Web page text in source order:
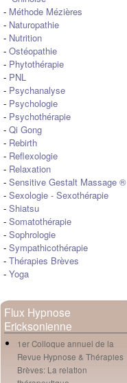
- Méthode Mézières
- Naturopathie
- Nutrition
- Ostéopathie
- Phytothérapie
- PNL
- Psychanalyse
- Psychologie
- Psychothérapie
- Qi Gong
- Rebirth
- Reflexologie
- Relaxation
- Sensitive Gestalt Massage ®
- Sexologie - Sexothérapie
- Shiatsu
- Somatothérapie
- Sophrologie
- Sympathicothérapie
- Thérapies Brèves
- Yoga
Flux Hypnose
Ericksonienne
1er Colloque annuel de la
Revue Hypnose & Thérapies
Brèves: La relation